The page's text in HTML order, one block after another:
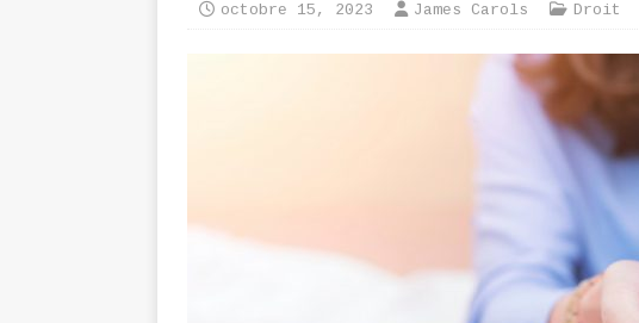
octobre 15, 2023 James Carols Droit